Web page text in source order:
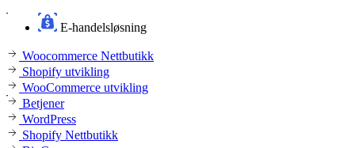
E-handelsløsning
Woocommerce Nettbutikk
Shopify utvikling
WooCommerce utvikling
Betjener
WordPress
Shopify Nettbutikk